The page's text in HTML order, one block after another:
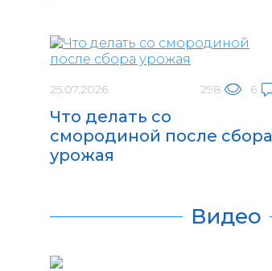
25.07.2026 298 6
Что делать со
смородиной после сбора
урожая
Видео